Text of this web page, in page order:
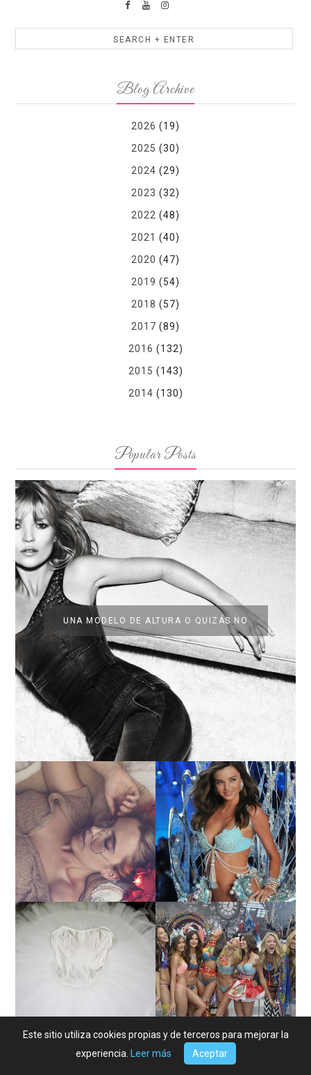
Blog Archive
2026 (19)
2025 (30)
2024 (29)
2023 (32)
2022 (48)
2021 (40)
2020 (47)
2019 (54)
2018 (57)
2017 (89)
2016 (132)
2015 (143)
2014 (130)
Popular Posts
UNA MODELO DE ALTURA O QUIZÁS NO
LA BAILARINA BLANCA
DE LA CRUZ O COMO
REINVENTARSE ANTE
LA ADVERSIDAD.
LA ALTURA DE LAS
MODELOS MAS ALTAS
TUTORIAL PARA HACER
UN TUTÚ DE BALLET DE
PLATO CON ARO.
¿QUIERES SABER LA
EDAD Y ALTURA DE LAS
MODELOS VICTORIA'S
SECRET 2017?
Este sitio utiliza cookies propias y de terceros para mejorar la
experiencia.
Leer más Aceptar